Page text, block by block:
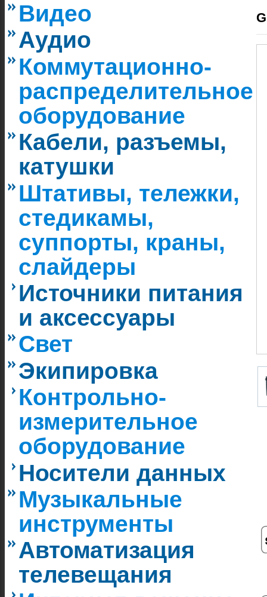
Видео
Аудио
Коммутационно-
распределительное
оборудование
Кабели, разъемы,
катушки
Штативы, тележки,
стедикамы,
суппорты, краны,
слайдеры
Источники питания
и аксессуары
Свет
Экипировка
Контрольно-
измерительное
оборудование
Носители данных
Музыкальные
инструменты
Автоматизация
телевещания